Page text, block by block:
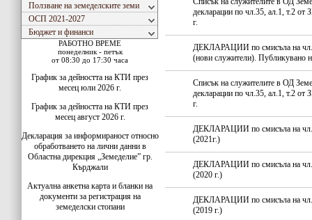
Ползване на земеделските земи
ОСП 2021-2027
Бюджет и финанси
РАБОТНО ВРЕМЕ
понеделник - петък
от 08:30 до 17:30 часа
График за дейността на КТИ през
месец юли 2026 г.
График за дейността на КТИ през
месец август 2026 г.
Декларация за информираност относно
обработването на лични данни в
Областна дирекция „Земеделие” гр.
Кърджали
Актуална анкетна карта и бланки на
документи за регистрация на
земеделски стопани
декларации по чл.35, ал.1, т.2
г.
ДЕКЛАРАЦИИ по смисъла на
(нови служители). Публикувано
Списък на служителите в ОД
декларации по чл.35, ал.1, т.2
г.
ДЕКЛАРАЦИИ по смисъла на
(2021г.)
ДЕКЛАРАЦИИ по смисъла на
(2020 г.)
ДЕКЛАРАЦИИ по смисъла на
(2019 г.)